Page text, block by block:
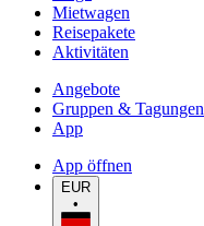
Mietwagen
Reisepakete
Aktivitäten
Angebote
Gruppen & Tagungen
App
App öffnen
EUR
•